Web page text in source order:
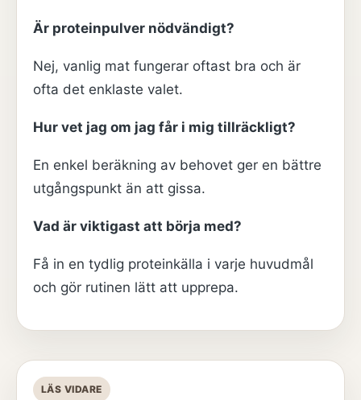
Är proteinpulver nödvändigt?
Nej, vanlig mat fungerar oftast bra och är
ofta det enklaste valet.
Hur vet jag om jag får i mig tillräckligt?
En enkel beräkning av behovet ger en bättre
utgångspunkt än att gissa.
Vad är viktigast att börja med?
Få in en tydlig proteinkälla i varje huvudmål
och gör rutinen lätt att upprepa.
LÄS VIDARE